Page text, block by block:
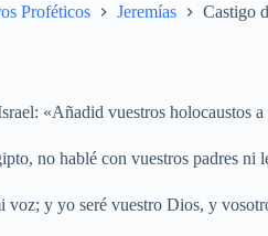
Proféticos Jeremías Castigo
«Añadid vuestros holocaustos
no hablé con vuestros padres ni
voz; y yo seré vuestro Dios, y